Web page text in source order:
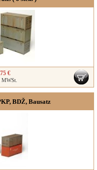
€
BDŽ, Bausatz